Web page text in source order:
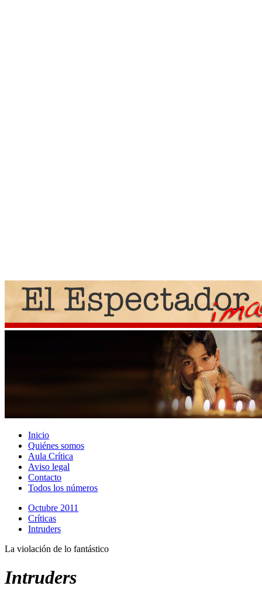
Inicio
Quiénes somos
Aula Crítica
Aviso legal
Contacto
Todos los números
Octubre 2011
Crí­ticas
Intruders
La violación de lo fantástico
Intruders